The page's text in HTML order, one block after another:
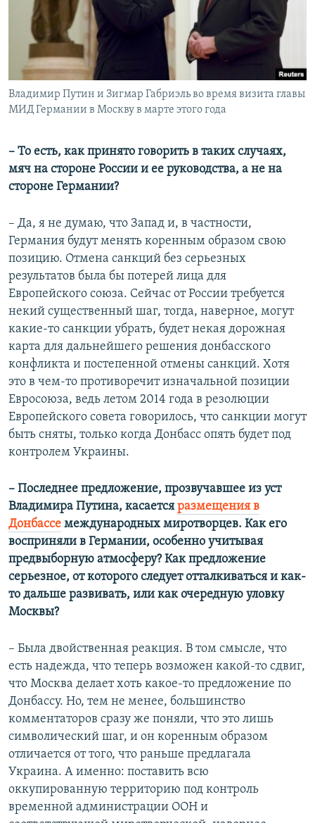
Владимир Путин и Зигмар Габриэль во время визита главы
МИД Германии в Москву в марте этого года
– То есть, как принято говорить в таких случаях,
мяч на стороне России и ее руководства, а не на
стороне Германии?
– Да, я не думаю, что Запад и, в частности,
Германия будут менять коренным образом свою
позицию. Отмена санкций без серьезных
результатов была бы потерей лица для
Европейского союза. Сейчас от России требуется
некий существенный шаг, тогда, наверное, могут
какие-то санкции убрать, будет некая дорожная
карта для дальнейшего решения донбасского
конфликта и постепенной отмены санкций. Хотя
это в чем-то противоречит изначальной позиции
Евросоюза, ведь летом 2014 года в резолюции
Европейского совета говорилось, что санкции могут
быть сняты, только когда Донбасс опять будет под
контролем Украины.
– Последнее предложение, прозвучавшее из уст
Владимира Путина, касается размещения в
Донбассе международных миротворцев. Как его
восприняли в Германии, особенно учитывая
предвыборную атмосферу? Как предложение
серьезное, от которого следует отталкиваться и как-
то дальше развивать, или как очередную уловку
Москвы?
– Была двойственная реакция. В том смысле, что
есть надежда, что теперь возможен какой-то сдвиг,
что Москва делает хоть какое-то предложение по
Донбассу. Но, тем не менее, большинство
комментаторов сразу же поняли, что это лишь
символический шаг, и он коренным образом
отличается от того, что раньше предлагала
Украина. А именно: поставить всю
оккупированную территорию под контроль
временной администрации ООН и